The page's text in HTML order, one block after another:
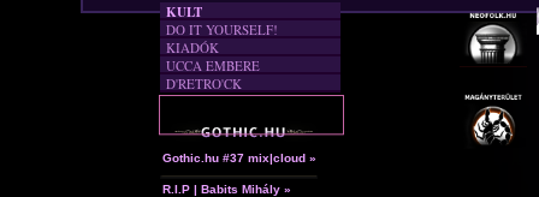
KULT
DO IT YOURSELF!
KIADÓK
UCCA EMBERE
D'RETRO'CK
Gothic.hu #37 mix|cloud »
R.I.P | Babits Mihály »